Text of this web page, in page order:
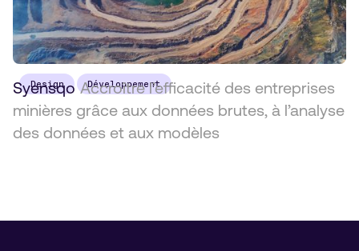
Design Développement
Syensqo Accroître l’efficacité des entreprises
minières grâce aux données brutes, à l’analyse
des données et aux modèles